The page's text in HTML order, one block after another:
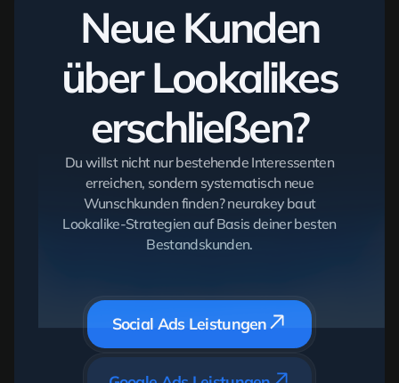
Neue Kunden
über Lookalikes
erschließen?
Du willst nicht nur bestehende Interessenten
erreichen, sondern systematisch neue
Wunschkunden finden? neurakey baut
Lookalike-Strategien auf Basis deiner besten
Bestandskunden.
Social Ads Leistungen